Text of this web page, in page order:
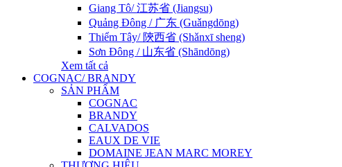
Giang Tô/ 江苏省 (Jiangsu)
Quảng Đông / 广东 (Guǎngdōng)
Thiểm Tây/ 陝西省 (Shǎnxī sheng)
Sơn Đông / 山东省 (Shāndōng)
Xem tất cả
COGNAC/ BRANDY
SẢN PHẨM
COGNAC
BRANDY
CALVADOS
EAUX DE VIE
DOMAINE JEAN MARC MOREY